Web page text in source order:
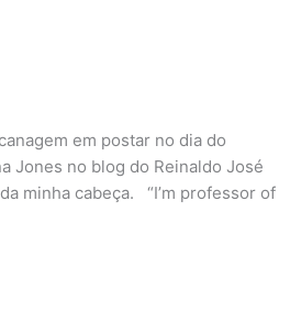
em postar no dia do
Jones no blog do Reinaldo José
minha cabeça. “I’m professor of